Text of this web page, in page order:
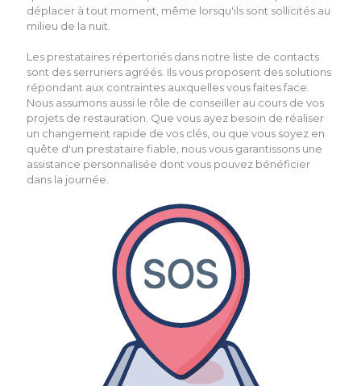
déplacer à tout moment, même lorsqu'ils sont sollicités au
milieu de la nuit.
Les prestataires répertoriés dans notre liste de contacts
sont des serruriers agréés. Ils vous proposent des solutions
répondant aux contraintes auxquelles vous faites face.
Nous assumons aussi le rôle de conseiller au cours de vos
projets de restauration. Que vous ayez besoin de réaliser
un changement rapide de vos clés, ou que vous soyez en
quête d'un prestataire fiable, nous vous garantissons une
assistance personnalisée dont vous pouvez bénéficier
dans la journée.